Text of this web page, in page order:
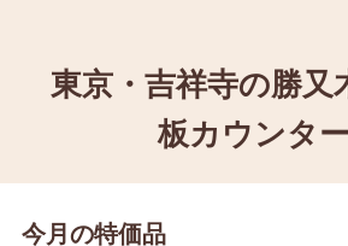
東京・吉祥寺の勝又
板カウンター
今月の特価品